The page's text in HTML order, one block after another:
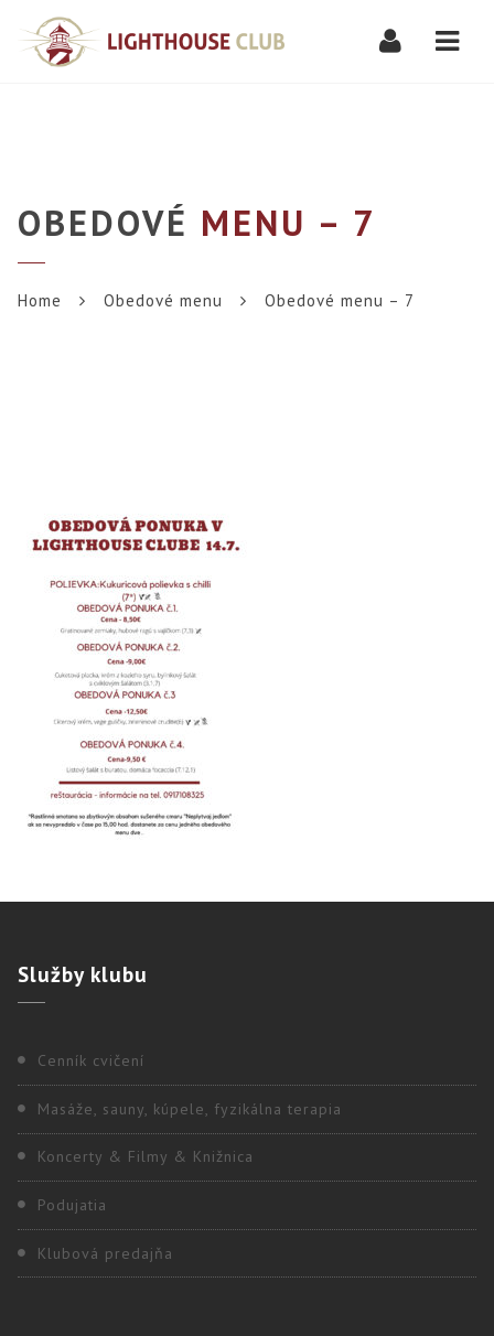
OBEDOVÉ MENU – 7
Home Obedové menu Obedové menu – 7
Službyklubu
Cenník cvičení
Masáže, sauny, kúpele, fyzikálna terapia
Koncerty & Filmy & Knižnica
Podujatia
Klubová predajňa